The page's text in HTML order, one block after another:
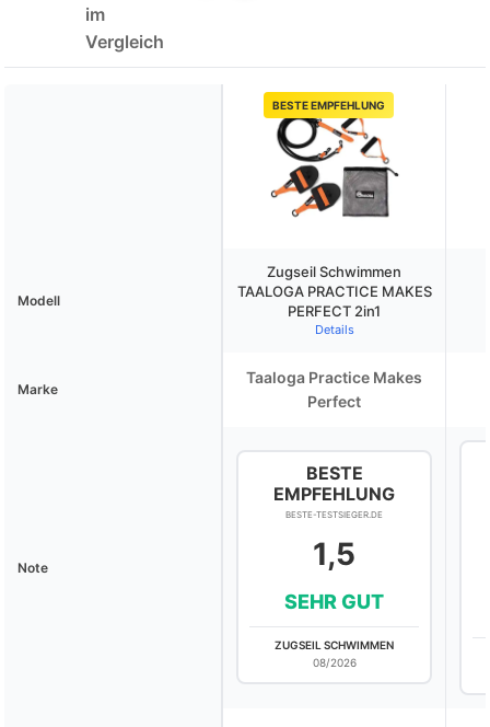
im
Vergleich
BESTE EMPFEHLUNG
Modell
Zugseil Schwimmen
TAALOGA PRACTICE MAKES
PERFECT 2in1
Details
Marke
Taaloga Practice Makes
Perfect
Note
BESTE
EMPFEHLUNG
BESTE-TESTSIEGER.DE
1,5
SEHR GUT
ZUGSEIL SCHWIMMEN
08/2026